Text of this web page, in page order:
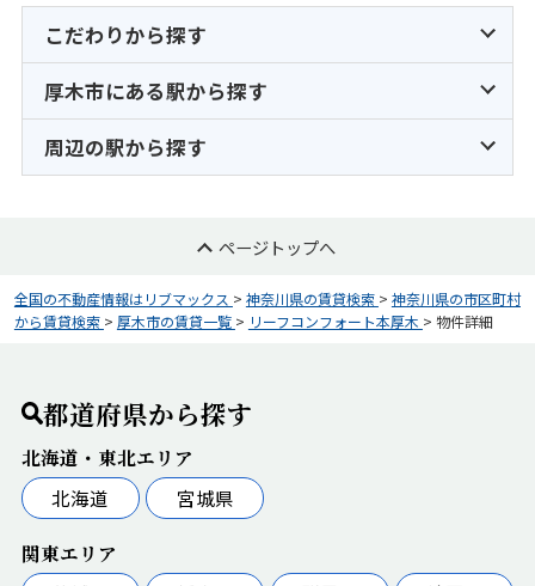
こだわりから探す
厚木市にある駅から探す
周辺の駅から探す
ページトップへ
全国の不動産情報はリブマックス > 神奈川県の賃貸検索 > 神奈川県の市区町村
から賃貸検索 > 厚木市の賃貸一覧 > リーフコンフォート本厚木 > 物件詳細
都道府県から探す
北海道・東北エリア
北海道
宮城県
関東エリア